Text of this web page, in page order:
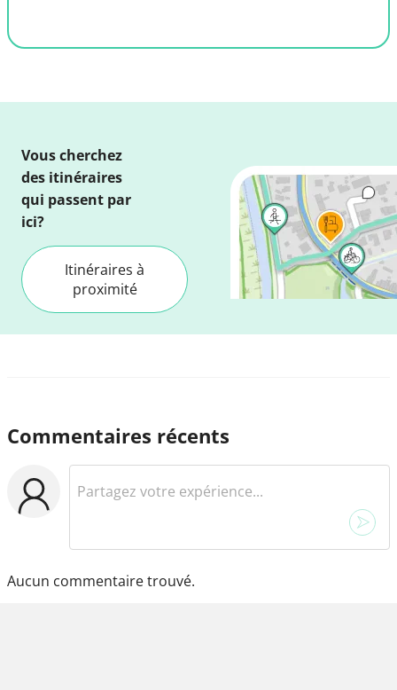
Vous cherchez
des itinéraires
qui passent par
ici?
Itinéraires à
proximité
Commentaires récents
Aucun commentaire trouvé.